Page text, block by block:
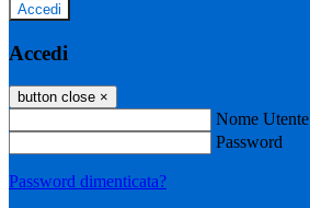
Accedi
Accedi
button close ×
Nome Utente
Password
Password dimenticata?